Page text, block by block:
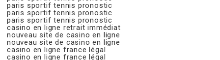
paris sportif tennis pronostic
paris sportif tennis pronostic
paris sportif tennis pronostic
casino en ligne retrait immédiat
nouveau site de casino en ligne
nouveau site de casino en ligne
casino en ligne france légal
casino en ligne france légal